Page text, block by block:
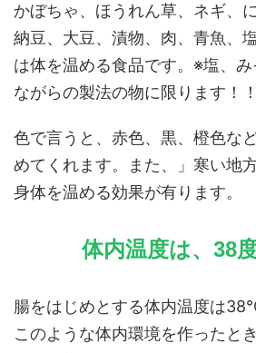
かぼちゃ、ほうれん草、ネギ、
納豆、大豆、漬物、肉、青魚、
は体を温める食品です。※塩、
ながらの製法の物に限ります！！
色で言うと、赤色、黒、橙色な
めてくれます。また、」寒い地
身体を温める効果が有ります。
体内温度は、38
腸をはじめとする体内温度は
このような体内環境を作ったと